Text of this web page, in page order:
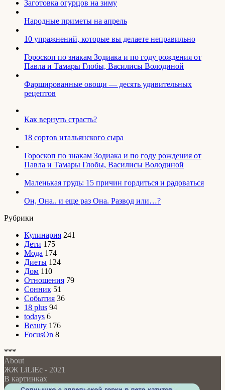
Заготовка огурцов на зиму
Народные приметы на апрель
10 упражнений, которые вы делаете неправильно
Гороскоп по знакам Зодиака и по году рождения от
Павла и Тамары Глобы, Василисы Володиной
Фаршированные овощи — десять удивительных
рецептов
Как вернуть страсть?
18 сортов итальянского сыра
Гороскоп по знакам Зодиака и по году рождения от
Павла и Тамары Глобы, Василисы Володиной
Маленькая грудь: 15 причин гордиться и радоваться
Он, Она.. и еще раз Она. Развод или…?
Рубрики
Кулинария 241
Дети 175
Мода 174
Диеты 124
Дом 110
Отношения 79
Сонник 51
События 36
18 plus 94
todays 6
Beauty 176
FocusOn 8
***
About
ЖЖ LiLiEc - 2021
В картинках